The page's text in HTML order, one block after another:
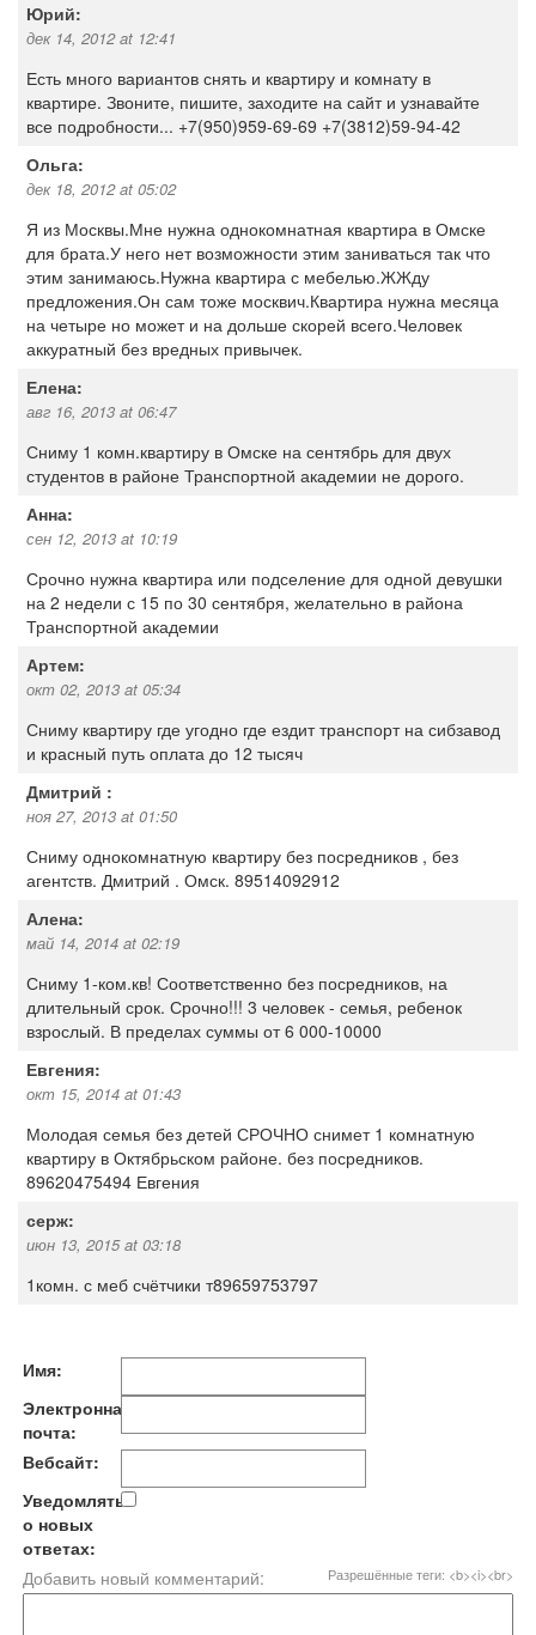
Юрий:
дек 14, 2012 at 12:41
Есть много вариантов снять и квартиру и комнату в
квартире. Звоните, пишите, заходите на сайт и узнавайте
все подробности... +7(950)959-69-69 +7(3812)59-94-42
Ольга:
дек 18, 2012 at 05:02
Я из Москвы.Мне нужна однокомнатная квартира в Омске
для брата.У него нет возможности этим заниваться так что
этим занимаюсь.Нужна квартира с мебелью.ЖЖду
предложения.Он сам тоже москвич.Квартира нужна месяца
на четыре но может и на дольше скорей всего.Человек
аккуратный без вредных привычек.
Елена:
авг 16, 2013 at 06:47
Сниму 1 комн.квартиру в Омске на сентябрь для двух
студентов в районе Транспортной академии не дорого.
Анна:
сен 12, 2013 at 10:19
Срочно нужна квартира или подселение для одной девушки
на 2 недели с 15 по 30 сентября, желательно в района
Транспортной академии
Артем:
окт 02, 2013 at 05:34
Сниму квартиру где угодно где ездит транспорт на сибзавод
и красный путь оплата до 12 тысяч
Дмитрий :
ноя 27, 2013 at 01:50
Сниму однокомнатную квартиру без посредников , без
агентств. Дмитрий . Омск. 89514092912
Алена:
май 14, 2014 at 02:19
Сниму 1-ком.кв! Соответственно без посредников, на
длительный срок. Срочно!!! 3 человек - семья, ребенок
взрослый. В пределах суммы от 6 000-10000
Евгения:
окт 15, 2014 at 01:43
Молодая семья без детей СРОЧНО снимет 1 комнатную
квартиру в Октябрьском районе. без посредников.
89620475494 Евгения
серж:
июн 13, 2015 at 03:18
1комн. с меб счётчики т89659753797
Имя:
Электронная
почта:
Вебсайт:
Уведомлять
о новых
ответах:
Разрешённые теги: <b><i><br>
Добавить новый комментарий: